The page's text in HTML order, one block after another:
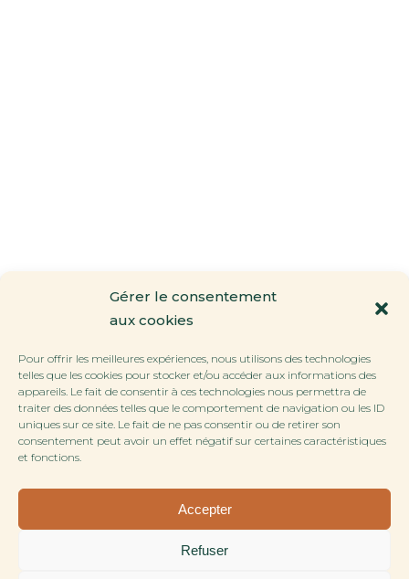
Gérer le consentement
aux cookies
Pour offrir les meilleures expériences, nous utilisons des technologies
telles que les cookies pour stocker et/ou accéder aux informations des
appareils. Le fait de consentir à ces technologies nous permettra de
traiter des données telles que le comportement de navigation ou les ID
uniques sur ce site. Le fait de ne pas consentir ou de retirer son
consentement peut avoir un effet négatif sur certaines caractéristiques
et fonctions.
Accepter
Refuser